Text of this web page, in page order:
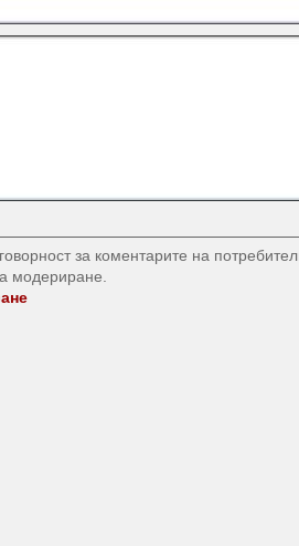
за коментарите на
модериране.